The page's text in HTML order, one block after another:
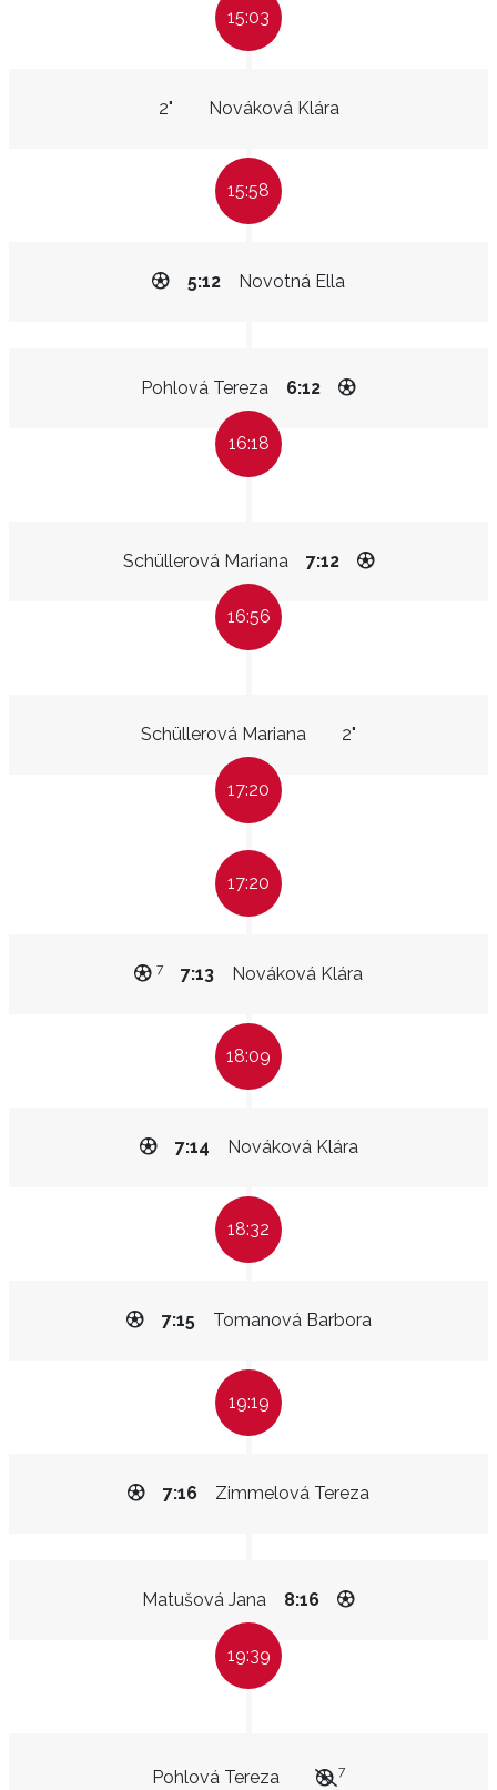
15:03
Nováková Klára
2"
15:58
Novotná Ella
5:12
Pohlová Tereza 6:12
16:18
Schüllerová Mariana 7:12
16:56
Schüllerová Mariana 2"
17:20
17:20
Nováková Klára
7:13
7
18:09
Nováková Klára
7:14
18:32
Tomanová Barbora
7:15
19:19
Zimmelová Tereza
7:16
Matušová Jana 8:16
19:39
Pohlová Tereza 7